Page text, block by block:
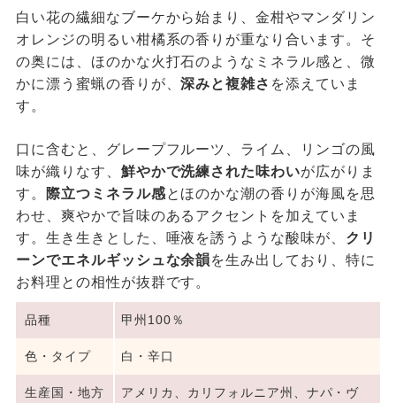
白い花の繊細なブーケから始まり、金柑やマンダリン
オレンジの明るい柑橘系の香りが重なり合います。そ
の奥には、ほのかな火打石のようなミネラル感と、微
かに漂う蜜蝋の香りが、深みと複雑さ を添えていま
す。
口に含むと、グレープフルーツ、ライム、リンゴの風
味が織りなす、 鮮やかで洗練された味わいが広がりま
す。
際立つミネラル感とほのかな潮の香りが海風を思
わせ、爽やかで旨味のあるアクセントを加えていま
す。生き生きとした、唾液を誘うような酸味が、 クリ
ーンでエネルギッシュな余韻を生み出しており、特に
お料理との相性が抜群です。
品種 甲州100％
色・タイプ 白・辛口
生産国・地方 アメリカ、カリフォルニア州、ナパ・ヴ